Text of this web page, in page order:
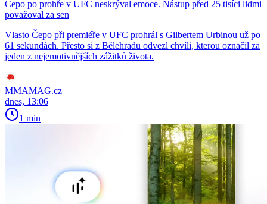
Čepo po prohře v UFC neskrýval emoce. Nástup před 25 tisíci lidmi
považoval za sen
Vlasto Čepo při premiéře v UFC prohrál s Gilbertem Urbinou už po
61 sekundách. Přesto si z Bělehradu odvezl chvíli, kterou označil za
jeden z nejemotivnějších zážitků života.
MMAMAG.cz
dnes, 13:06
1 min